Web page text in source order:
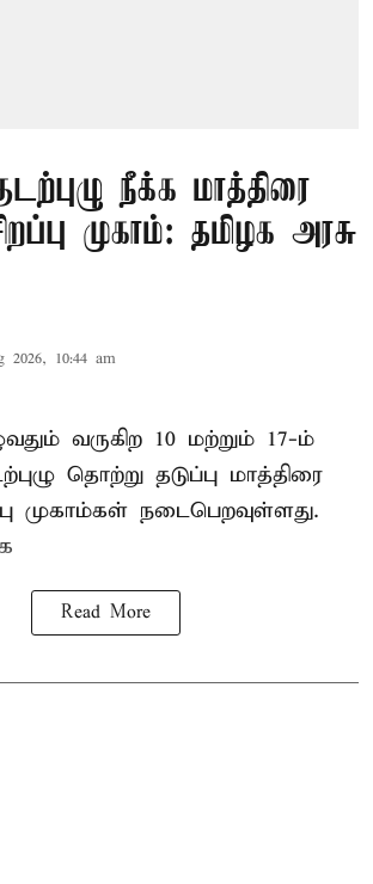
நீக்க மாத்திரை
முகாம்: தமிழக அரசு
2026, 10:44 am
வருகிற 10 மற்றும் 17-ம்
தொற்று தடுப்பு மாத்திரை
முகாம்கள் நடைபெறவுள்ளது.
Read More